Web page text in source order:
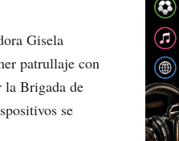
Gisela
patrullaje con
la Brigada de
se